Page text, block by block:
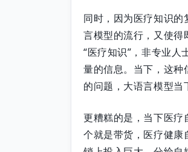
同时，因为医疗知识
言模型的流行，又使得
“医疗知识”，非专业
量的信息。当下，这种
的问题，大语言模型当
更糟糕的是，当下医疗
个就是带货，医疗健